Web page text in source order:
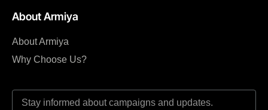
About Armiya
About Armiya
Why Choose Us?